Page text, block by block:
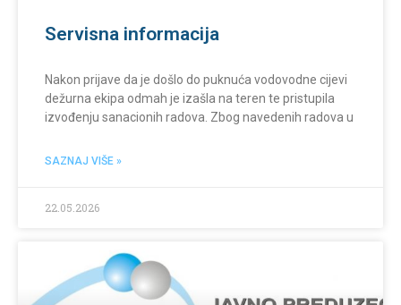
Servisna informacija
Nakon prijave da je došlo do puknuća vodovodne cijevi
dežurna ekipa odmah je izašla na teren te pristupila
izvođenju sanacionih radova. Zbog navedenih radova u
SAZNAJ VIŠE »
22.05.2026